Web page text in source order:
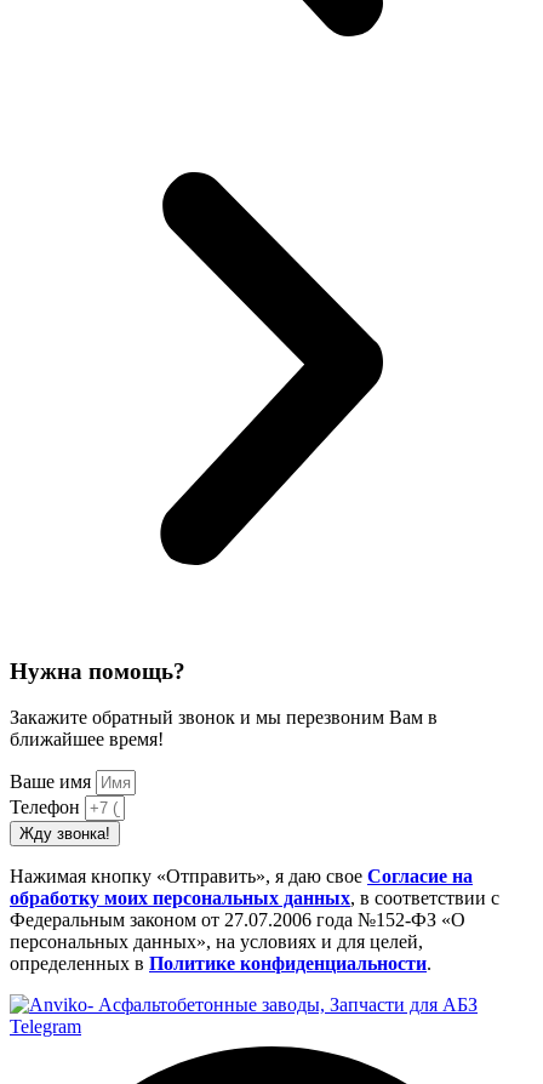
Нужна помощь?
Закажите обратный звонок и мы перезвоним Вам в
ближайшее время!
Ваше имя
Телефон
Жду звонка!
Нажимая кнопку «Отправить», я даю свое Cогласие на
обработку моих персональных данных, в соответствии с
Федеральным законом от 27.07.2006 года №152-ФЗ «О
персональных данных», на условиях и для целей,
определенных в Политике конфиденциальности.
Telegram